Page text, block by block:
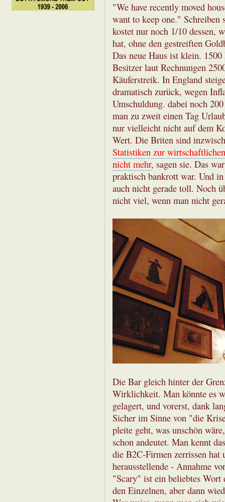
"We have recently moved
want to keep one." Schreiben
kostet nur noch 1/10 dessen,
hat, ohne den gestreiften
Das neue Haus ist klein.
Besitzer laut Rechnungen
Käuferstreik. In England
dramatisch zurück, wegen
Umschuldung. dabei noch
man zu zweit einen Tag
nur vielleicht nicht auf dem
Wert. Die Briten sind
Statistiken zur
nicht mehr, sagen sie. Das
praktisch bankrott war. Und
auch nicht gerade toll. Noch
nicht viel, wenn man nicht
Die Bar gleich hinter der
Wirklichkeit. Man könnte es
gelagert, und vorerst, dank
Sicher im Sinne von "die
pleite geht, was unschön
schon andeutet. Man kennt
die B2C-Firmen zerrissen hat
herausstellende - Annahme
"Scary" ist ein beliebtes Wort
den Einzelnen, aber dann